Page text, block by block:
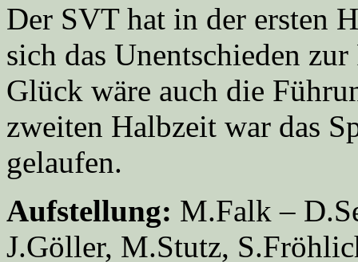
Der SVT hat in der ersten
sich das Unentschieden
Glück wäre auch die
zweiten Halbzeit war das
gelaufen.
Aufstellung: M.Falk –
J.Göller, M.Stutz,